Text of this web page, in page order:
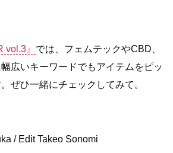
vol.3』 では、フェムテックやCBD、
広いキーワードでもアイテムをピッ
ぜひ一緒にチェックしてみて。
/ Edit Takeo Sonomi